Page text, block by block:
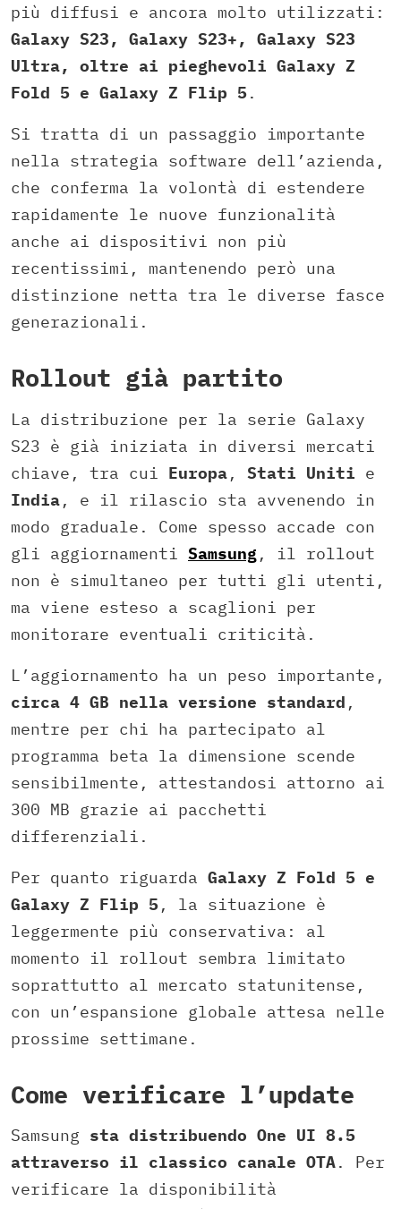
più diffusi e ancora molto utilizzati:
Galaxy S23, Galaxy S23+, Galaxy S23
Ultra, oltre ai pieghevoli Galaxy Z
Fold 5 e Galaxy Z Flip 5.
Si tratta di un passaggio importante
nella strategia software dell’azienda,
che conferma la volontà di estendere
rapidamente le nuove funzionalità
anche ai dispositivi non più
recentissimi, mantenendo però una
distinzione netta tra le diverse fasce
generazionali.
Rollout già partito
La distribuzione per la serie Galaxy
S23 è già iniziata in diversi mercati
chiave, tra cui Europa, Stati Uniti e
India, e il rilascio sta avvenendo in
modo graduale. Come spesso accade con
gli aggiornamenti Samsung , il rollout
non è simultaneo per tutti gli utenti,
ma viene esteso a scaglioni per
monitorare eventuali criticità.
L’aggiornamento ha un peso importante,
circa 4 GB nella versione standard ,
mentre per chi ha partecipato al
programma beta la dimensione scende
sensibilmente, attestandosi attorno ai
300 MB grazie ai pacchetti
differenziali.
Per quanto riguarda Galaxy Z Fold 5 e
Galaxy Z Flip 5, la situazione è
leggermente più conservativa: al
momento il rollout sembra limitato
soprattutto al mercato statunitense,
con un’espansione globale attesa nelle
prossime settimane.
Come verificare l’update
Samsung sta distribuendo One UI 8.5
attraverso il classico canale OTA. Per
verificare la disponibilità